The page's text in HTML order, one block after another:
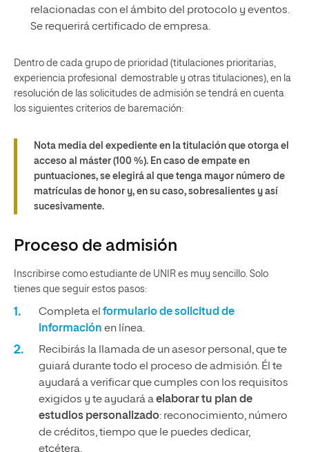
relacionadas con el ámbito del protocolo y eventos.
Se requerirá certificado de empresa.
Dentro de cada grupo de prioridad (titulaciones prioritarias,
experiencia profesional demostrable y otras titulaciones), en la
resolución de las solicitudes de admisión se tendrá en cuenta
los siguientes criterios de baremación:
Nota media del expediente en la titulación que otorga el
acceso al máster (100 %). En caso de empate en
puntuaciones, se elegirá al que tenga mayor número de
matrículas de honor y, en su caso, sobresalientes y así
sucesivamente.
Proceso de admisión
Inscribirse como estudiante de UNIR es muy sencillo. Solo
tienes que seguir estos pasos:
Completa el formulario de solicitud de
información en línea.
Recibirás la llamada de un asesor personal, que te
guiará durante todo el proceso de admisión. Él te
ayudará a verificar que cumples con los requisitos
exigidos y te ayudará aelaborar tu plan de
estudios personalizado: reconocimiento, número
de créditos, tiempo que le puedes dedicar,
etcétera.